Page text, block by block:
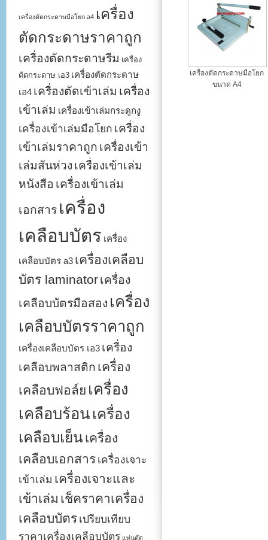
เครื่องตัดกระดาษมือโยก
ขนาด A4
เครื่องตัดกระดาษมือโยก a4 เครื่อง
ตัดกระดาษราคาถูก
เครื่องตัดกระดาษรีม เครื่อง
ตัดกระดาษ เอ3 เครื่องตัดกระดาษ
เอ4 เครื่องตัดเข้าเล่ม เครื่อง
เข้าเล่ม เครื่องเข้าเล่มกระดูกงู
เครื่องเข้าเล่มมือโยก เครื่อง
เข้าเล่มราคาถูก เครื่องเข้า
เล่มสันห่วง เครื่องเข้าเล่ม
หนังสือ เครื่องเข้าเล่ม
เอกสาร เครื่อง
เคลือบบัตร เครื่อง
เคลือบบัตร a3 เครื่องเคลือบ
บัตร laminatorเครื่อง
เคลือบบัตรมือสอง เครื่อง
เคลือบบัตรราคาถูก
เครื่องเคลือบบัตร เอ3 เครื่อง
เคลือบพลาสติก เครื่อง
เคลือบฟอล์ย เครื่อง
เคลือบร้อน เครื่อง
เคลือบเย็น เครื่อง
เคลือบเอกสาร เครื่องเจาะ
เข้าเล่ม เครื่องเจาะและ
เข้าเล่ม เช็คราคาเครื่อง
เคลือบบัตร เปรียบเทียบ
ราคาเครื่องเคลือบบัตร แท่นตัด